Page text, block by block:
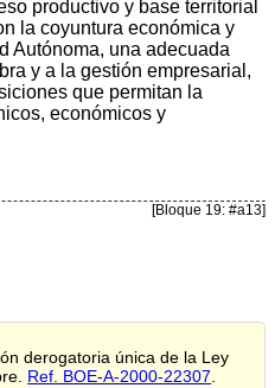
productivo y base territorial
la coyuntura económica y
Autónoma, una adecuada
y a la gestión empresarial,
que permitan la
económicos y
[Bloque 19: #a13]
derogatoria única de la Ley
Ref. BOE-A-2000-22307.